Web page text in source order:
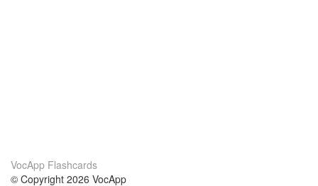
VocApp Flashcards
© Copyright 2026 VocApp